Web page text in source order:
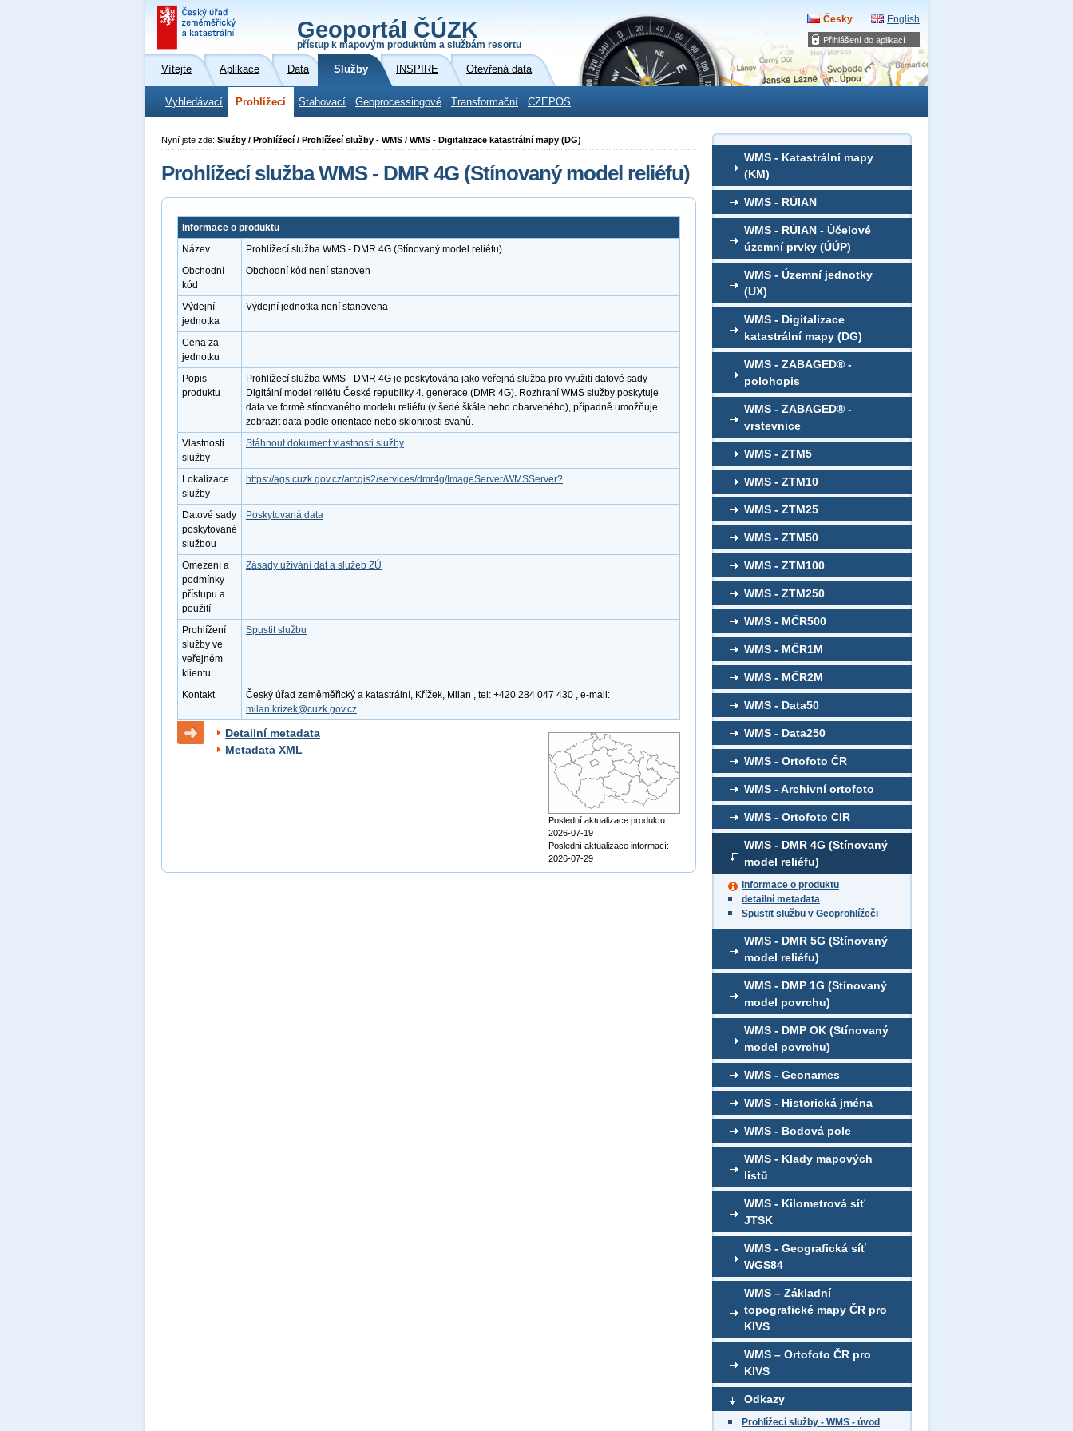
Přihlášení do aplikací
Geoportál ČÚZK
přístup k mapovým produktům a službám resortu
Česky English
Vítejte Aplikace Data Služby INSPIRE Otevřená data
Vyhledávací Prohlížecí Stahovací Geoprocessingové Transformační CZEPOS
WMS - Katastrální mapy
(KM)
WMS - RÚIAN
WMS - RÚIAN - Účelové
územní prvky (ÚÚP)
WMS - Územní jednotky
(UX)
WMS - Digitalizace
katastrální mapy (DG)
WMS - ZABAGED® -
polohopis
WMS - ZABAGED® -
vrstevnice
WMS - ZTM5
WMS - ZTM10
WMS - ZTM25
WMS - ZTM50
WMS - ZTM100
WMS - ZTM250
WMS - MČR500
WMS - MČR1M
WMS - MČR2M
WMS - Data50
WMS - Data250
WMS - Ortofoto ČR
WMS - Archivní ortofoto
WMS - Ortofoto CIR
WMS - DMR 4G (Stínovaný
model reliéfu)
informace o produktu
detailní metadata
Spustit službu v Geoprohlížeči
WMS - DMR 5G (Stínovaný
model reliéfu)
WMS - DMP 1G (Stínovaný
model povrchu)
WMS - DMP OK (Stínovaný
model povrchu)
WMS - Geonames
WMS - Historická jména
WMS - Bodová pole
WMS - Klady mapových
listů
WMS - Kilometrová síť
JTSK
WMS - Geografická síť
WGS84
WMS – Základní
topografické mapy ČR pro
KIVS
WMS – Ortofoto ČR pro
KIVS
Odkazy
Prohlížecí služby - WMS - úvod
Nyní jste zde: Služby / Prohlížecí / Prohlížecí služby - WMS / WMS - Digitalizace katastrální mapy (DG)
Prohlížecí služba WMS - DMR 4G (Stínovaný model reliéfu)
Informace o produktu
Název
Prohlížecí služba WMS - DMR 4G (Stínovaný model reliéfu)
Obchodní
kód
Obchodní kód není stanoven
Výdejní
jednotka
Výdejní jednotka není stanovena
Cena za
jednotku
Popis
produktu
Prohlížecí služba WMS - DMR 4G je poskytována jako veřejná služba pro využití datové sady
Digitální model reliéfu České republiky 4. generace (DMR 4G). Rozhraní WMS služby poskytuje
data ve formě stínovaného modelu reliéfu (v šedé škále nebo obarveného), případně umožňuje
zobrazit data podle orientace nebo sklonitosti svahů.
Vlastnosti
služby
Stáhnout dokument vlastnosti služby
Lokalizace
služby
https://ags.cuzk.gov.cz/arcgis2/services/dmr4g/ImageServer/WMSServer?
Datové sady
poskytované
službou
Poskytovaná data
Omezení a
podmínky
přístupu a
použití
Zásady užívání dat a služeb ZÚ
Prohlížení
služby ve
veřejném
klientu
Spustit službu
Kontakt
Český úřad zeměměřický a katastrální, Křížek, Milan , tel: +420 284 047 430 , e-mail:
milan.krizek@cuzk.gov.cz
Detailní metadata
Metadata XML
Poslední aktualizace produktu:
2026-07-19
Poslední aktualizace informací:
2026-07-29